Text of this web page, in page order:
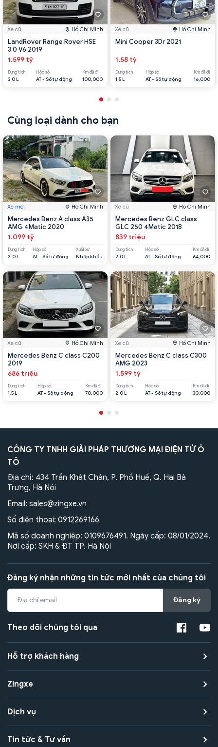
Xe cũ Hồ Chí Minh
LandRover Range Rover HSE
3.0 V6 2019
1.599 tỷ
Dung tích
3.0 L
Hộp số
AT - Số tự động
Km đã đi
100,000
Xe cũ Hồ Chí Minh
Mini Cooper 3Dr 2021
1.58 tỷ
Dung tích
1.5 L
Hộp số
AT - Số tự động
Km đã đi
16,000
Cùng loại dành cho bạn
Xe mới Hồ Chí Minh
Mercedes Benz A class A35
AMG 4Matic 2020
1.099 tỷ
Dung tích
2.0 L
Hộp số
AT - Số tự động
Xuất xứ
Nhập khẩu
Xe cũ Hồ Chí Minh
Mercedes Benz C class C200
2019
686 triệu
Dung tích
1.5 L
Hộp số
AT - Số tự động
Km đã đi
70,000
Xe cũ Hồ Chí Minh
Mercedes Benz GLC class
GLC 250 4Matic 2018
839 triệu
Dung tích
2.0 L
Hộp số
AT - Số tự động
Km đã đi
64,000
Xe cũ Hồ Chí Minh
Mercedes Benz C class C300
AMG 2023
1.599 tỷ
Dung tích
2.0 L
Hộp số
AT - Số tự động
Km đã đi
30,000
CÔNG TY TNHH GIẢI PHÁP THƯƠNG MẠI ĐIỆN TỬ Ô
TÔ
Địa chỉ: 434 Trần Khát Chân, P. Phố Huế, Q. Hai Bà
Trưng, Hà Nội
Email: sales@zingxe.vn
Số điện thoại: 0912269166
Mã số doanh nghiệp: 0109676491. Ngày cấp: 08/01/2024.
Nơi cấp: SKH & ĐT TP. Hà Nội
Đăng ký nhận những tin tức mới nhất của chúng tôi
Đăng ký
Theo dõi chúng tôi qua
Hỗ trợ khách hàng
Zingxe
Dịch vụ
Tin tức & Tư vấn